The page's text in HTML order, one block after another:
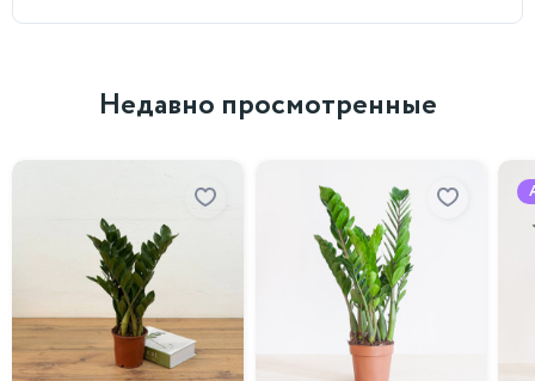
Влажность: Бамбук требует высокой влажности
Полив: Поливайте регулярно, поддерживая влажность
жидкие удобрения.
Почему стоит приобрести у нас:
Приобретая Бамбук лаки спираль у нас, вы получаете
высококачественное растение с гарантированной
приживаемостью. Мы тщательно следим за условиями
выращивания и транспортировки, чтобы обеспечить вам
лучший продукт. Наши специалисты всегда готовы
предоставить консультации по уходу и помочь вам создать
Недавно просмотренные